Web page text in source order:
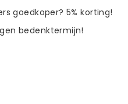
goedkoper? 5% korting!
bedenktermijn!